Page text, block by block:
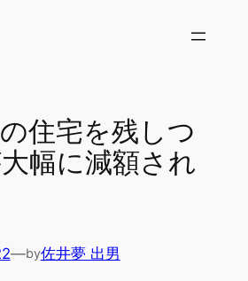
住宅を残しつ
幅に減額され
—by佐井夢 出男